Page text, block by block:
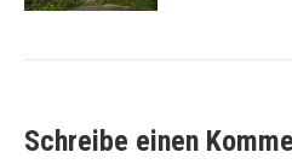
Schreibe einen